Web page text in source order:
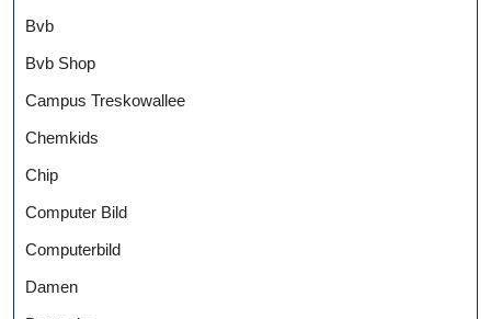
Bvb
Bvb Shop
Campus Treskowallee
Chemkids
Chip
Computer Bild
Computerbild
Damen